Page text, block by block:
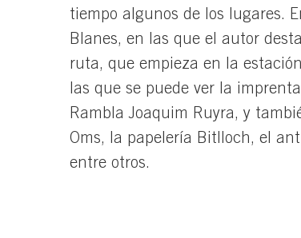
tiempo algunos de los lugares.
Blanes, en las que el autor
ruta, que empieza en la
las que se puede ver la
Rambla Joaquim Ruyra, y
Oms, la papelería Bitlloch, el
entre otros.